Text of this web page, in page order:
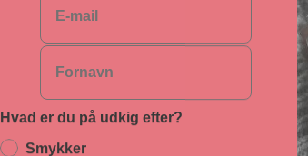
Navn
Hvad er du på udkig efter?
Smykker